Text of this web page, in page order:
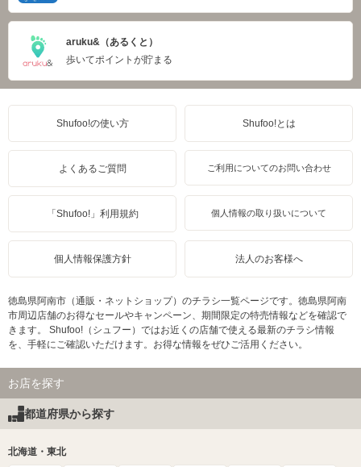
aruku&（あるくと）
歩いてポイントが貯まる
Shufoo!の使い方 Shufoo!とは
よくあるご質問 ご利用についてのお問い合わせ
「Shufoo!」利用規約 個人情報の取り扱いについて
個人情報保護方針 法人のお客様へ
徳島県阿南市（通販・ネットショップ）のチラシ一覧ページです。徳島県阿南
市周辺店舗のお得なセールやキャンペーン、期間限定の特売情報などを確認で
きます。 Shufoo!（シュフー）ではお近くの店舗で使える最新のチラシ情報
を、手軽にご確認いただけます。お得な情報をぜひご活用ください。
お店を探す
都道府県から探す
北海道・東北